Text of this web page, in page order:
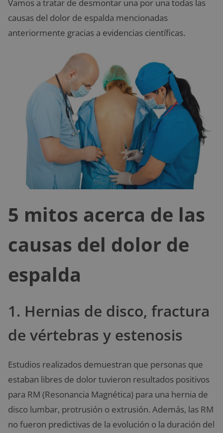
Vamos a tratar de desmontar una por una todas las
causas del dolor de espalda mencionadas
anteriormente gracias a evidencias científicas.
5 mitos acerca de las
causas del dolor de
espalda
1. Hernias de disco, fractura
de vértebras y estenosis
Estudios realizados demuestran que personas que
estaban libres de dolor tuvieron resultados positivos
para RM (Resonancia Magnética) para una hernia de
disco lumbar, protrusión o extrusión. Además, las RM
no fueron predictivas de la evolución o la duración del